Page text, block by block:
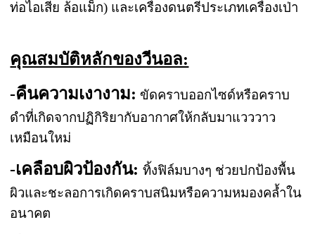
ท่อไอเสีย ล้อแม็ก) และเครื่องดนตรีประเภทเครื่องเป่า
คุณสมบัติหลักของวีนอล:
-คืนความเงางาม: ขัดคราบออกไซด์หรือคราบ
ดำที่เกิดจากปฏิกิริยากับอากาศให้กลับมาแวววาว
เหมือนใหม่
-เคลือบผิวป้องกัน: ทิ้งฟิล์มบางๆ ช่วยปกป้องพื้น
ผิวและชะลอการเกิดคราบสนิมหรือความหมองคล้ำใน
อนาคต